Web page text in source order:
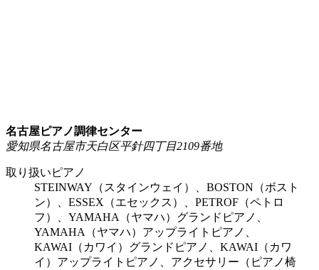
名古屋ピアノ調律センター
愛知県名古屋市天白区平針四丁目2109番地
取り扱いピアノ
STEINWAY（スタインウェイ）、BOSTON（ボスト
ン）、ESSEX（エセックス）、PETROF（ペトロ
フ）、YAMAHA（ヤマハ）グランドピアノ、
YAMAHA（ヤマハ）アップライトピアノ、
KAWAI（カワイ）グランドピアノ、KAWAI（カワ
イ）アップライトピアノ、アクセサリー（ピアノ椅